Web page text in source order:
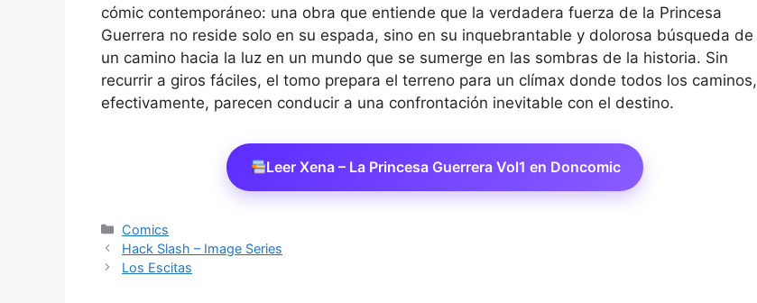
cómic contemporáneo: una obra que entiende que la verdadera fuerza de la Princesa
Guerrera no reside solo en su espada, sino en su inquebrantable y dolorosa búsqueda de
un camino hacia la luz en un mundo que se sumerge en las sombras de la historia. Sin
recurrir a giros fáciles, el tomo prepara el terreno para un clímax donde todos los caminos,
efectivamente, parecen conducir a una confrontación inevitable con el destino.
Leer Xena – La Princesa Guerrera Vol1 en Doncomic
Categorías
Comics
Hack Slash – Image Series
Los Escitas